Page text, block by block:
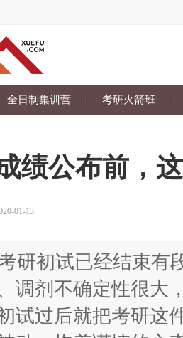
全日制集训营 考研火箭班
绩公布前，
01-13
研初试已经结束有
调剂不确定性很大
试过后就把考研这